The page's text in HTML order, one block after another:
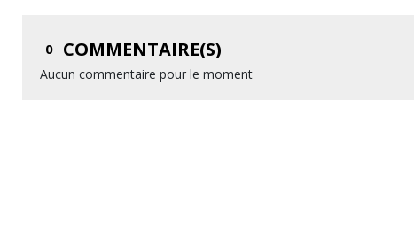
0 COMMENTAIRE(S)
Aucun commentaire pour le moment